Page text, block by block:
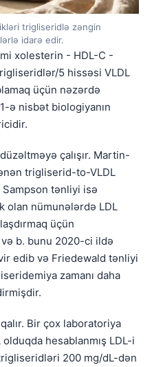
trigliseridlə zəngin
idarə edir.
xolesterin - HDL-C -
5 hissəsi VLDL
üçün nəzərdə
ə nisbət biologiyanın
çalışır. Martin-
trigliserid-to-VLDL
tənliyi isə
olan nümunələrdə LDL
üçün
və b. bunu 2020-ci ildə
edib və Friedewald tənliyi
zamanı daha
Bir çox laboratoriya
hesablanmış LDL-i
200 mg/dL-dən